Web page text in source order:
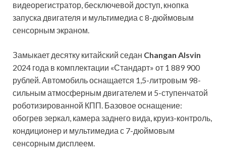
видеорегистратор, бесключевой доступ, кнопка
запуска двигателя и мультимедиа с 8-дюймовым
сенсорным экраном.
Замыкает десятку китайский седан Changan Alsvin
2024 года в комплектации «Стандарт» от 1 889 900
рублей. Автомобиль оснащается 1,5-литровым 98-
сильным атмосферным двигателем и 5-ступенчатой
роботизированной КПП. Базовое оснащение:
обогрев зеркал, камера заднего вида, круиз-контроль,
кондиционер и мультимедиа с 7-дюймовым
сенсорным дисплеем.